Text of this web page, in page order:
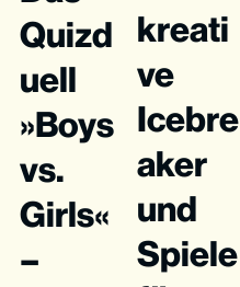
Quizd
uell
»Boys
vs.
Girls«
–
kreati
ve
Icebre
aker
und
Spiele